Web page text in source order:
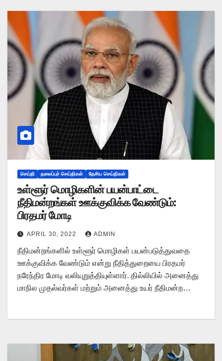
செய்தி தலைப்புச் செய்திகள் தேசிய செய்திகள்
உள்ளூர் மொழிகளின் பயன்பாட்டை
நீதிமன்றங்கள் ஊக்குவிக்க வேண்டும்:
பிரதமர் மோடி
APRIL 30, 2022 ADMIN
நீதிமன்றங்களில் உள்ளூர் மொழிகள் பயன்படுத்துவதை
ஊக்குவிக்க வேண்டும் என்று நீதித்துறையை பிரதமர்
நரேந்திர மோடி வலியுறுத்தியுள்ளார். தில்லியில் அனைத்து
மாநில முதல்வர்கள் மற்றும் அனைத்து உயர் நீதிமன்ற…